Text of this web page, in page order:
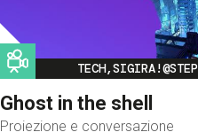
Image
TECH,SIGIRA!@STEP
Ghost in the shell
Proiezione e conversazione